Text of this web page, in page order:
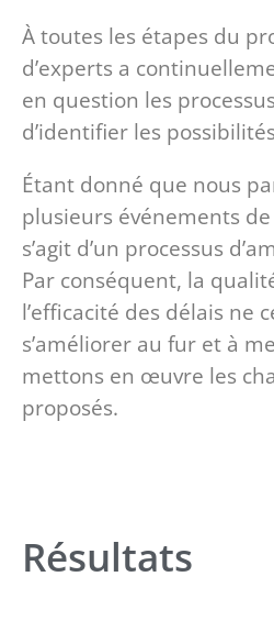
À toutes les étapes du
d’experts a
en question les
d’identifier les
Étant donné que nous
plusieurs événements
s’agit d’un processus
Par conséquent, la
l’efficacité des délais ne
s’améliorer au fur et à
mettons en œuvre les
proposés.
Résultats